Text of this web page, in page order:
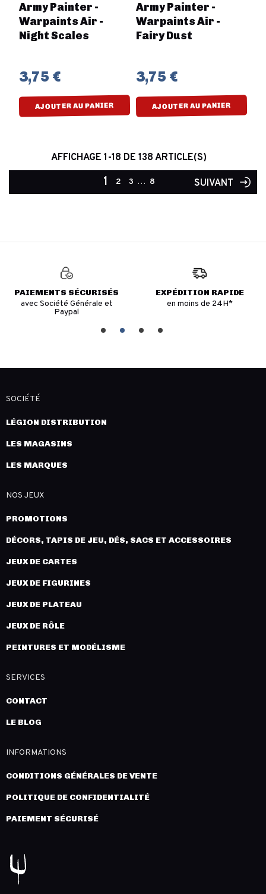
Army Painter -
Warpaints Air -
Night Scales
3,75 €
AJOUTER AU PANIER
Army Painter -
Warpaints Air -
Fairy Dust
3,75 €
AJOUTER AU PANIER
AFFICHAGE 1-18 DE 138 ARTICLE(S)
1 2 3 … 8 SUIVANT
PAIEMENTS SÉCURISÉS
avec Société Générale et
Paypal
EXPÉDITION RAPIDE
en moins de 24H*
SOCIÉTÉ
LÉGION DISTRIBUTION
LES MAGASINS
LES MARQUES
NOS JEUX
PROMOTIONS
DÉCORS, TAPIS DE JEU, DÉS, SACS ET ACCESSOIRES
JEUX DE CARTES
JEUX DE FIGURINES
JEUX DE PLATEAU
JEUX DE RÔLE
PEINTURES ET MODÉLISME
SERVICES
CONTACT
LE BLOG
INFORMATIONS
CONDITIONS GÉNÉRALES DE VENTE
POLITIQUE DE CONFIDENTIALITÉ
PAIEMENT SÉCURISÉ